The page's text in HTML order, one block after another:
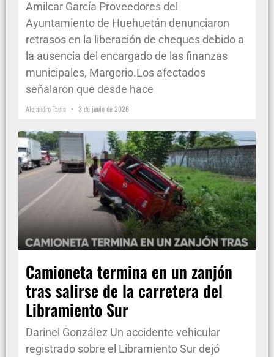
Amilcar García Proveedores del
Ayuntamiento de Huehuetán denunciaron
retrasos en la liberación de cheques debido a
la ausencia del encargado de las finanzas
municipales, Margorio.Los afectados
señalaron que desde hace
Alejandro Tapia 3 de junio de 2026
Camioneta termina en un zanjón
tras salirse de la carretera del
Libramiento Sur
Darinel González Un accidente vehicular
registrado sobre el Libramiento Sur dejó